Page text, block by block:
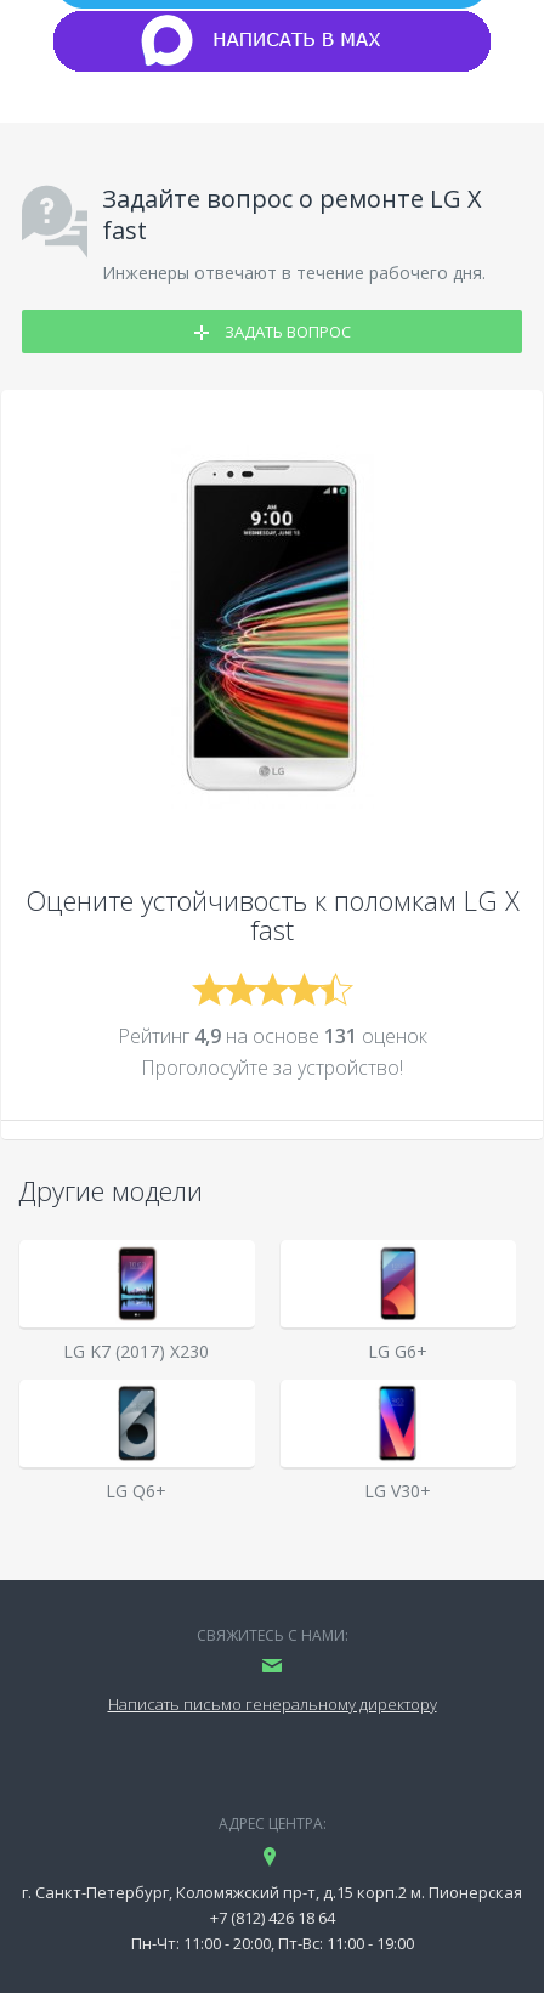
Задайте вопрос о ремонте LG X
fast
Инженеры отвечают в течение рабочего дня.
ЗАДАТЬ ВОПРОС
Оцените устойчивость к поломкам LG X
fast
Рейтинг 4,9на основе 131 оценок
Проголосуйте за устройcтво!
Другие модели
LG K7 (2017) X230 LG G6+
LG Q6+ LG V30+
СВЯЖИТЕСЬ С НАМИ:
Написать письмо генеральному директору
АДРЕС ЦЕНТРА:
г. Санкт-Петербург, Коломяжский пр-т, д.15 корп.2 м. Пионерская
+7 (812) 426 18 64
Пн-Чт: 11:00 - 20:00, Пт-Вс: 11:00 - 19:00